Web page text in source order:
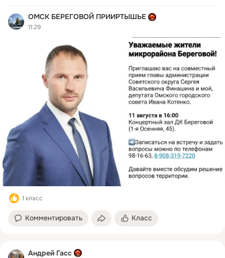
ОМСК БЕРЕГОВОЙ ПРИИРТЫШЬЕ
11:29
1 класс
Комментировать Класс
Андрей Гасс